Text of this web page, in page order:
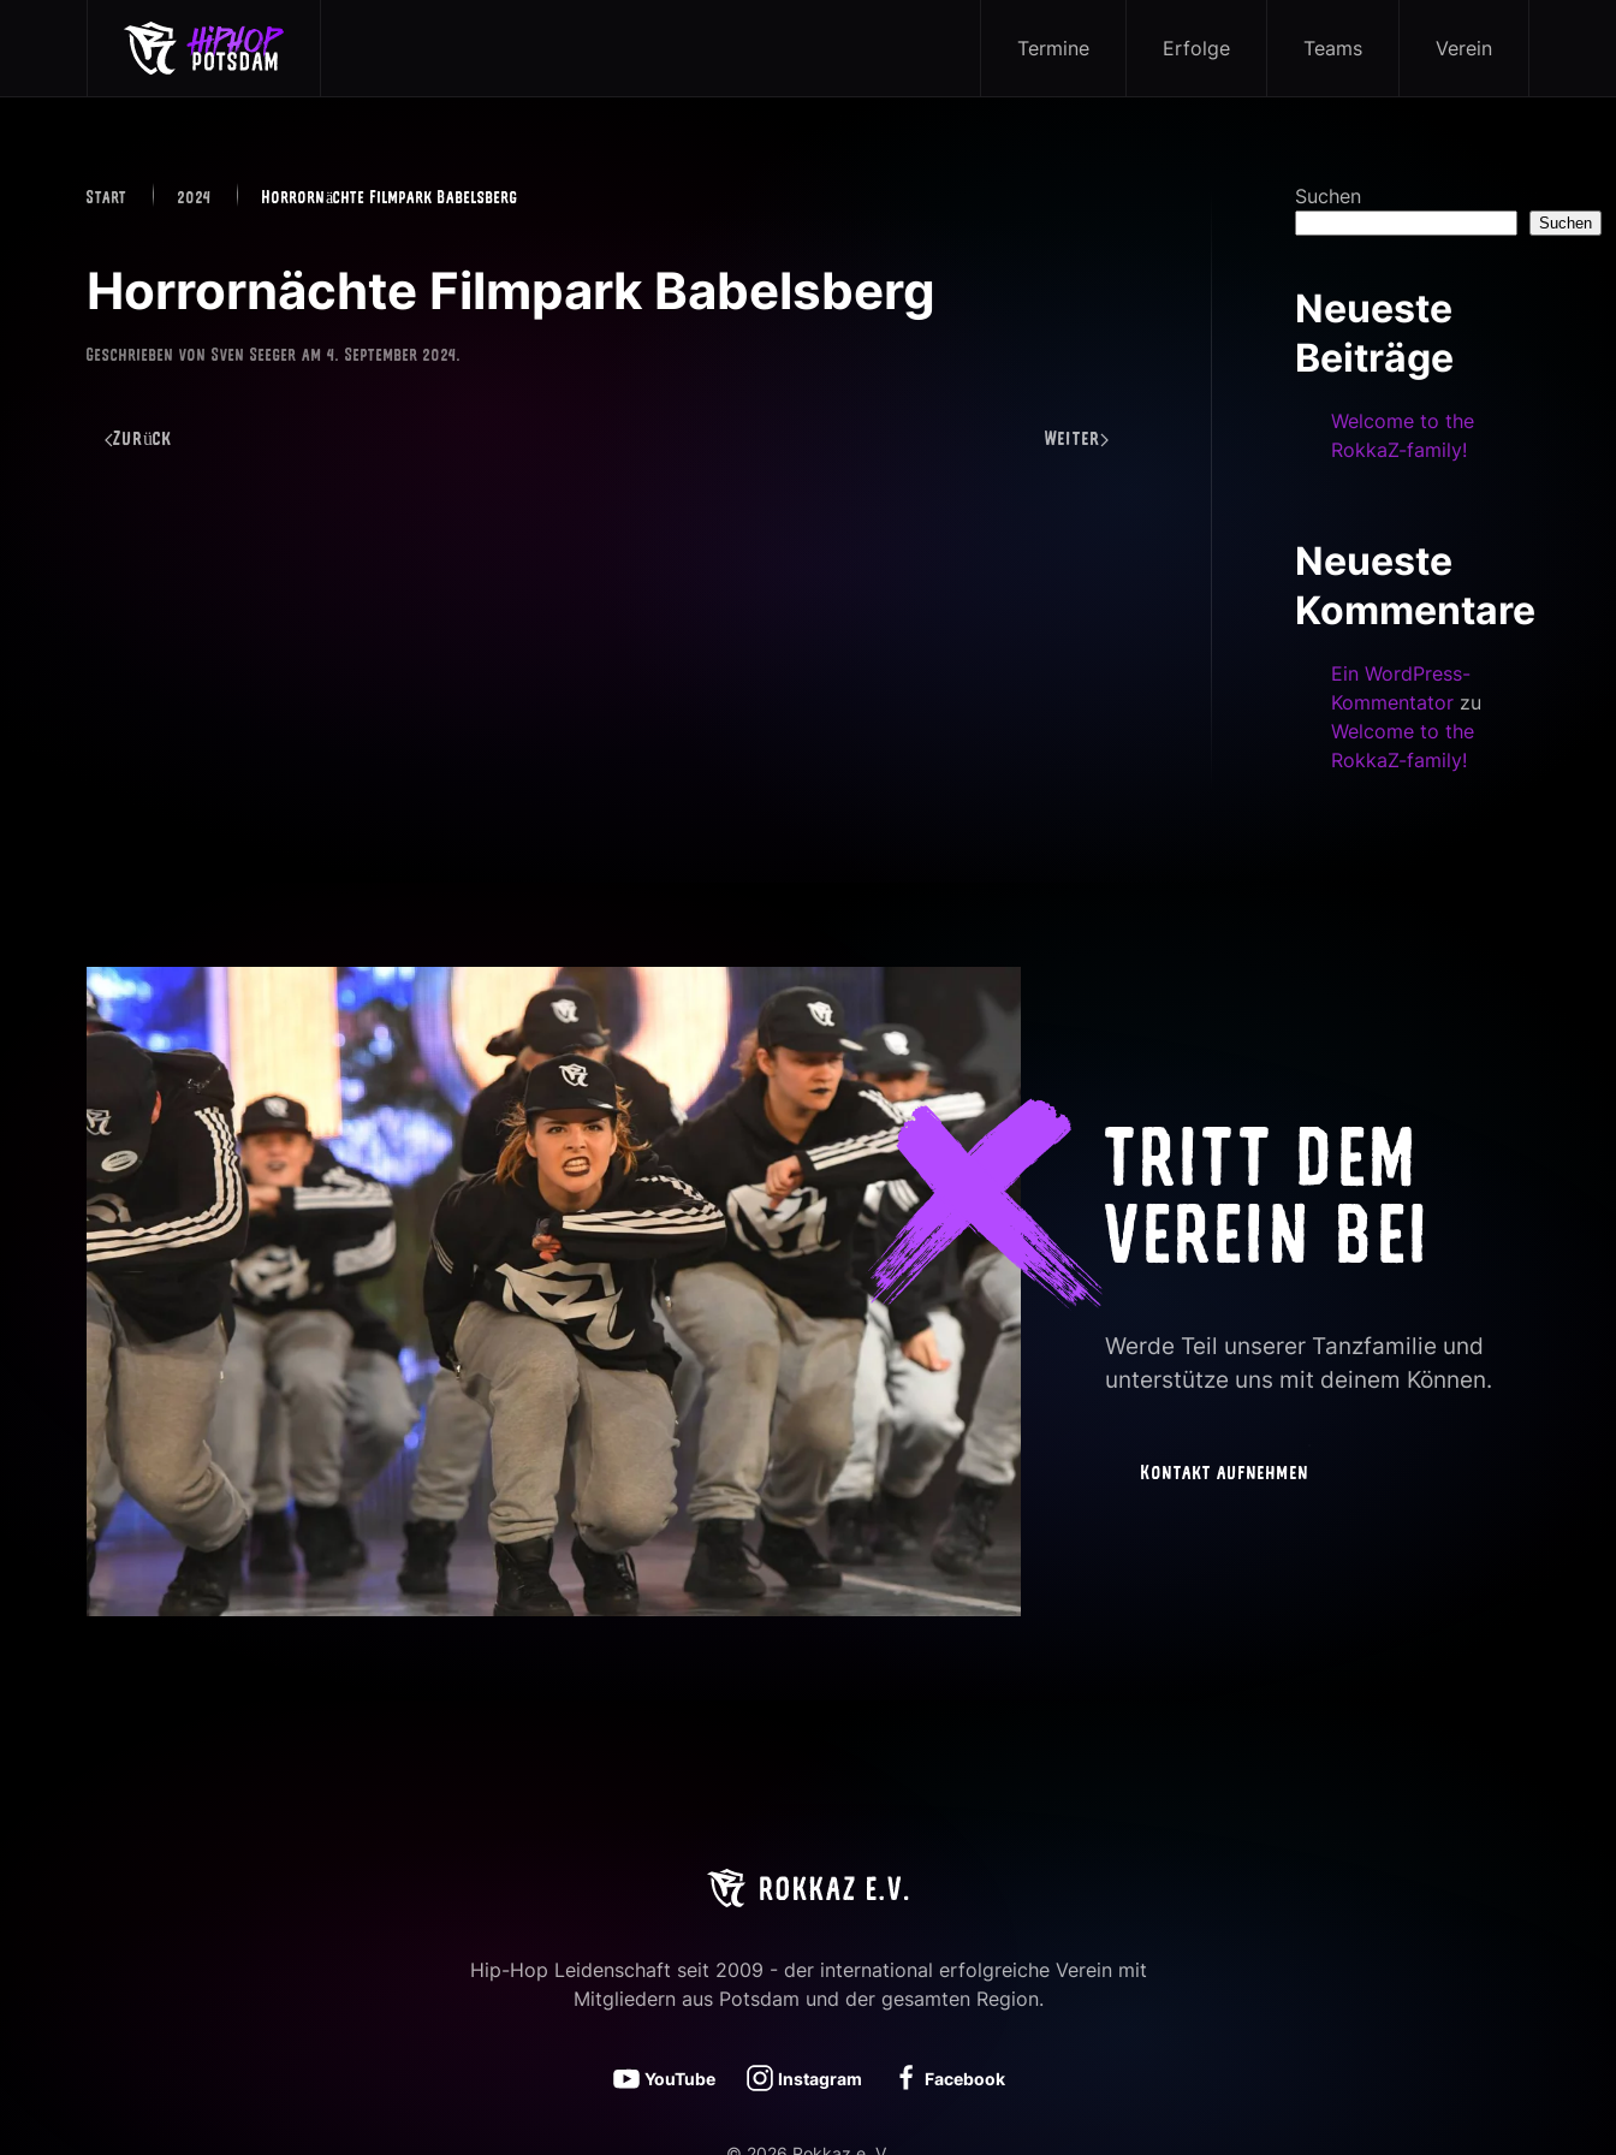
Skip to main content Termine Erfolge Teams Verein
Start 2024 Horrornächte Filmpark Babelsberg
Horrornächte Filmpark Babelsberg
Geschrieben von Sven Seeger am 4. September 2024.
Zurück Weiter
Suchen
Suchen
Neueste
Beiträge
Welcome to the
RokkaZ-family!
Neueste
Kommentare
Ein WordPress-
Kommentator zu
Welcome to the
RokkaZ-family!
TRITT DEM
VEREIN BEI
Werde Teil unserer Tanzfamilie und
unterstütze uns mit deinem Können.
Kontakt aufnehmen
Hip-Hop Leidenschaft seit 2009 - der international erfolgreiche Verein mit
Mitgliedern aus Potsdam und der gesamten Region.
YouTube Instagram Facebook